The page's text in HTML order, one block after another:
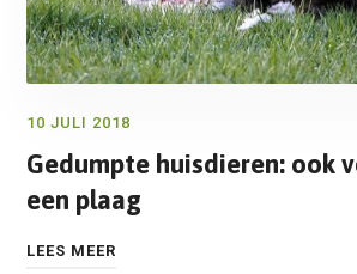
10 JULI 2018
Gedumpte huisdieren: ook
een plaag
LEES MEER